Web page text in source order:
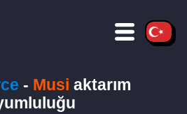
- Musi aktarım